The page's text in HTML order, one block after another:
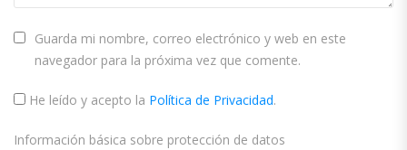
Guarda mi nombre, correo electrónico y web en este
navegador para la próxima vez que comente.
He leído y acepto la Política de Privacidad.
Información básica sobre protección de datos